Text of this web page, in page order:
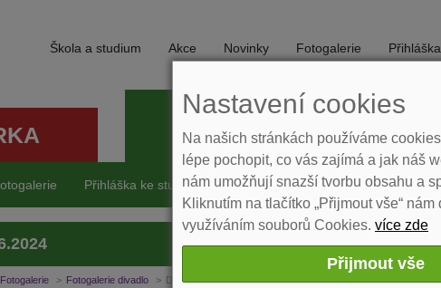
Škola a studium Akce Novinky Fotogalerie Přihláška
DIVADLO
Přihláška ke studiu Učitelé Akce Program Jesličky
Fotogalerie Fotogalerie divadlo Dámská šatna - 5.6.2024
Nastavení cookies
Na našich stránkách používáme
lépe pochopit, co vás zajímá a jak náš
nám umožňují snazší tvorbu obsahu a
Kliknutím na tlačítko „Přijmout vše“
využíváním souborů Cookies. více zde